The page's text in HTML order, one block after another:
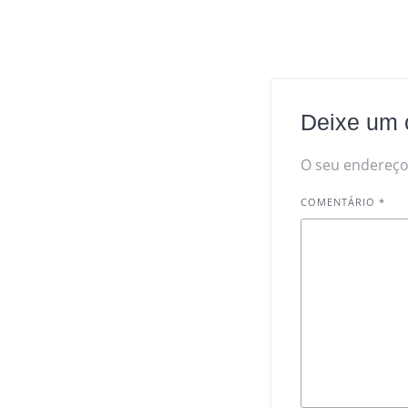
Deixe um
O seu
COMENTÁRIO*